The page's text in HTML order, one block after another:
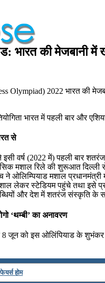
भारत की मेजबानी में
Olympiad) 2022 भारत की
भारत में पहली बार और
से
इसी वर्ष (2022 में) पहली बार
मशाल रिले की शुरूआत दिल्ली से
ने ओलिम्पियाड मशाल
लेकर स्‍टेडियम पहुंचे तथा इसे
और देश में शतरंज संस्कृति के
‘थम्बी’ का अनावरण
जून को इस ओलिंपियाड के शुभंकर
होम